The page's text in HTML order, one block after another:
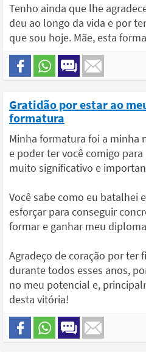
Tenho ainda que lhe
deu ao longo da vida e por
que sou hoje. Mãe, esta
Gratidão por estar ao
formatura
Minha formatura foi a minha
e poder ter você comigo
muito significativo e
Você sabe como eu batalhei
esforçar para conseguir
formar e ganhar meu
Agradeço de coração por ter
durante todos esses anos,
no meu potencial e,
desta vitória!